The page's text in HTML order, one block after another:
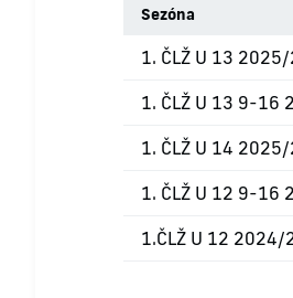
Sezóna
1. ČLŽ U 13
1. ČLŽ U 13 9-16
1. ČLŽ U 14
1. ČLŽ U 12 9-16
1.ČLŽ U 12 2024/